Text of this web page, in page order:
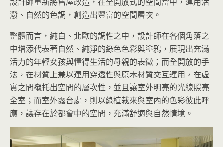
潑、自然的色調，創造出豐富的空間層次。
整體而言，純白、北歐的調性之中，設計師在各個角落之
中增添代表著自然、純淨的綠色色彩與塗鴉，展現出充滿
活力的年輕女孩與懂得生活的母親的表徵；而全開放的手
法，在材質上兼以運用穿透性與原木材質交互運用，在虛
實之間襯托出空間的層次性，並且讓室外明亮的光線照亮
全室；而室外露台處，則以綠植栽來與室內的色彩彼此呼
應，讓存在於都會中的空間，充滿舒適與自然情境。